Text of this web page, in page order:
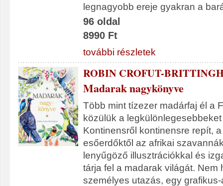
legnagyobb ereje gyakran a
96 oldal
8990 Ft
további részletek
ROBIN CROFUT-
Madarak nagykönyve
Több mint tízezer madárfaj él a
közülük a
Kontinensről kontinensre repít,
esőerdőktől az afrikai
lenyűgöző illusztrációkkal és
tárja fel a madarak világát. Nem
személyes utazás, egy